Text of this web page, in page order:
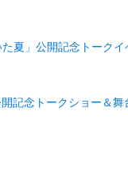
た夏」公開記念トーク
開記念トークショー＆